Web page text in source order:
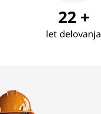
22 +
let delovanja